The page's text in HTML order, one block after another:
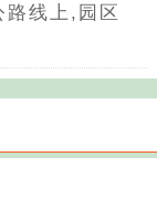
路线上,园区